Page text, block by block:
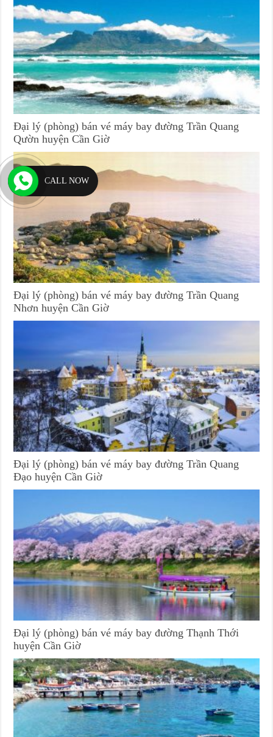
Đại lý (phòng) bán vé máy bay đường Trần Quang
Qườn huyện Cần Giờ
Đại lý (phòng) bán vé máy bay đường Trần Quang
Nhơn huyện Cần Giờ
Đại lý (phòng) bán vé máy bay đường Trần Quang
Đạo huyện Cần Giờ
Đại lý (phòng) bán vé máy bay đường Thạnh Thới
huyện Cần Giờ
CALL NOW